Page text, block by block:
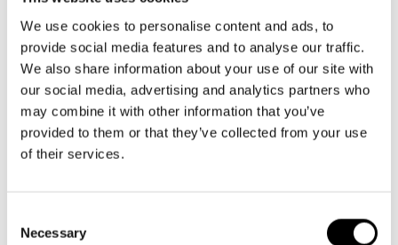
We use cookies to personalise content and ads, to
provide social media features and to analyse our traffic.
We also share information about your use of our site with
our social media, advertising and analytics partners who
may combine it with other information that you’ve
provided to them or that they’ve collected from your use
of their services.
Selection
Necessary
Presentkort
Frågor & svar
Platskarta
Företag
Guidning
Teaterns verksamhet
Ensemble
Historia
LOGGA IN
09 616 211
info@svenskateatern.fi
BILJETTER
Köp biljetter
Kundtjänst per epost